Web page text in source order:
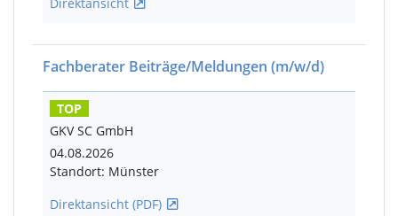
Fachberater Beiträge/Meldungen (m/w/d)
TOP
GKV SC GmbH
04.08.2026
Standort: Münster
Direktansicht (PDF)